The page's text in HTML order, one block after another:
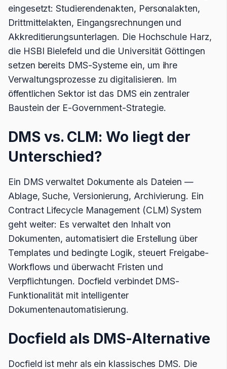
eingesetzt: Studierendenakten, Personalakten,
Drittmittelakten, Eingangsrechnungen und
Akkreditierungsunterlagen. Die Hochschule Harz,
die HSBI Bielefeld und die Universität Göttingen
setzen bereits DMS-Systeme ein, um ihre
Verwaltungsprozesse zu digitalisieren. Im
öffentlichen Sektor ist das DMS ein zentraler
Baustein der E-Government-Strategie.
DMS vs. CLM: Wo liegt der
Unterschied?
Ein DMS verwaltet Dokumente als Dateien —
Ablage, Suche, Versionierung, Archivierung. Ein
Contract Lifecycle Management (CLM) System
geht weiter: Es verwaltet den Inhalt von
Dokumenten, automatisiert die Erstellung über
Templates und bedingte Logik, steuert Freigabe-
Workflows und überwacht Fristen und
Verpflichtungen. Docfield verbindet DMS-
Funktionalität mit intelligenter
Dokumentenautomatisierung.
Docfield als DMS-Alternative
Docfield ist mehr als ein klassisches DMS. Die